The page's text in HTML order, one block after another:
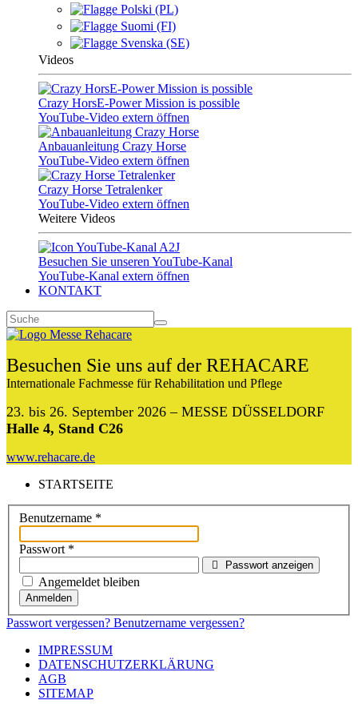
Polski (PL)
Suomi (FI)
Svenska (SE)
Videos
Crazy HorsE-Power Mission is possible
YouTube-Video extern öffnen
Anbauanleitung Crazy Horse
YouTube-Video extern öffnen
Crazy Horse Tetralenker
YouTube-Video extern öffnen
Weitere Videos
Besuchen Sie unseren YouTube-Kanal
YouTube-Kanal extern öffnen
KONTAKT
Besuchen Sie uns auf der REHACARE
Internationale Fachmesse für Rehabilitation und Pflege
23. bis 26. September 2026 – MESSE DÜSSELDORF
Halle 4, Stand C26
www.rehacare.de
STARTSEITE
Benutzername *
Passwort *
Passwort anzeigen
Angemeldet bleiben
Anmelden
Passwort vergessen? Benutzername vergessen?
IMPRESSUM
DATENSCHUTZERKLÄRUNG
AGB
SITEMAP